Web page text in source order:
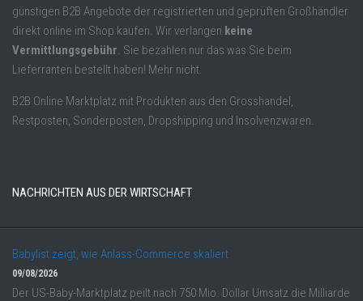
günstigen B2B Angebote der registrierten und geprüften Großhändler
direkt online im Shop kaufen. Wir verlangen keine
Vermittlungsgebühr . Sie bezahlen nur das was Sie beim
Lieferranten bestellt haben! Mehr nicht.
B2B Online Marktplatz mit Produkten aus den Grosshandel,
Restposten, Sonderposten, Dropshipping und Insolvenzwaren.
NACHRICHTEN AUS DER WIRTSCHAFT
Babylist zeigt, wie Anlass-Commerce skaliert
09/08/2026
Der US-Baby-Marktplatz peilt nach 750 Mio. Dollar Umsatz die Milliarde